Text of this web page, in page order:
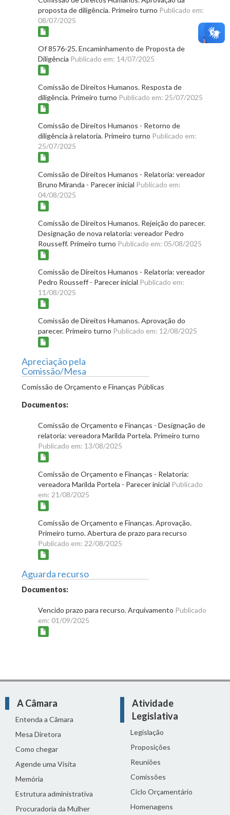
proposta de diligência. Primeiro turno Publicado em:
08/07/2025
Of 8576-25. Encaminhamento de Proposta de
Diligência Publicado em: 14/07/2025
Comissão de Direitos Humanos. Resposta de
diligência. Primeiro turno Publicado em: 25/07/2025
Comissão de Direitos Humanos - Retorno de
diligência à relatoria. Primeiro turno Publicado em:
25/07/2025
Comissão de Direitos Humanos - Relatoria: vereador
Bruno Miranda - Parecer inicial Publicado em:
04/08/2025
Comissão de Direitos Humanos. Rejeição do parecer.
Designação de nova relatoria: vereador Pedro
Rousseff. Primeiro turno Publicado em: 05/08/2025
Comissão de Direitos Humanos - Relatoria: vereador
Pedro Rousseff - Parecer inicial Publicado em:
11/08/2025
Comissão de Direitos Humanos. Aprovação do
parecer. Primeiro turno Publicado em: 12/08/2025
Apreciação pela
Comissão/Mesa
Comissão de Orçamento e Finanças Públicas
Documentos:
Comissão de Orçamento e Finanças - Designação de
relatoria: vereadora Marilda Portela. Primeiro turno
Publicado em: 13/08/2025
Comissão de Orçamento e Finanças - Relatoria:
vereadora Marilda Portela - Parecer inicial Publicado
em: 21/08/2025
Comissão de Orçamento e Finanças. Aprovação.
Primeiro turno. Abertura de prazo para recurso
Publicado em: 22/08/2025
Aguarda recurso
Documentos:
Vencido prazo para recurso. Arquivamento Publicado
em: 01/09/2025
A Câmara
Entenda a Câmara
Mesa Diretora
Como chegar
Agende uma Visita
Memória
Estrutura administrativa
Procuradoria da Mulher
Atividade
Legislativa
Legislação
Proposições
Reuniões
Comissões
Ciclo Orçamentário
Homenagens